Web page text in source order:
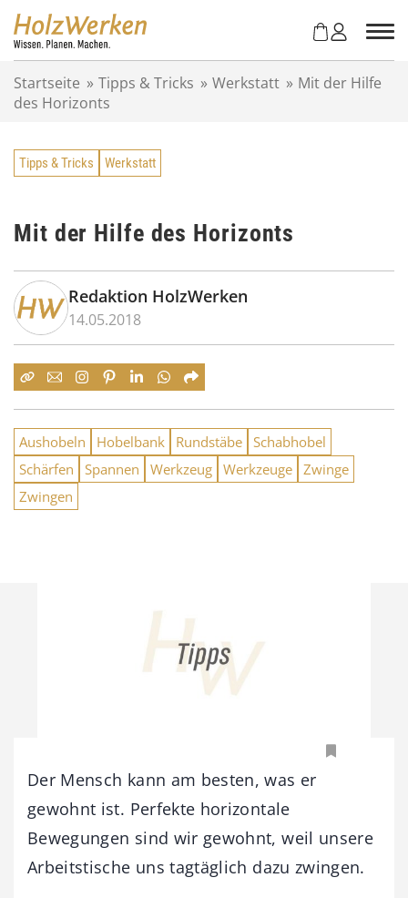
Startseite » Tipps & Tricks » Werkstatt » Mit der Hilfe
des Horizonts
Tipps & Tricks Werkstatt
Mit der Hilfe des Horizonts
Redaktion HolzWerken
14.05.2018
Aushobeln Hobelbank Rundstäbe Schabhobel
Schärfen
Spannen Werkzeug Werkzeuge Zwinge
Zwingen
Der Mensch kann am besten, was er
gewohnt ist. Perfekte horizontale
Bewegungen sind wir gewohnt, weil unsere
Arbeitstische uns tagtäglich dazu zwingen.